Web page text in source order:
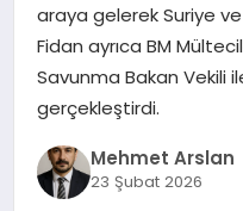
SAĞLIK
EĞITIM
DÜNYA
araya gelerek Suriye ve
Fidan ayrıca BM
Savunma Bakan Vekili
gerçekleştirdi.
Mehmet Arslan
23 Şubat 2026